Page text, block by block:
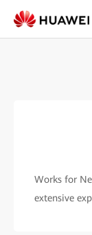
Works for
extensive